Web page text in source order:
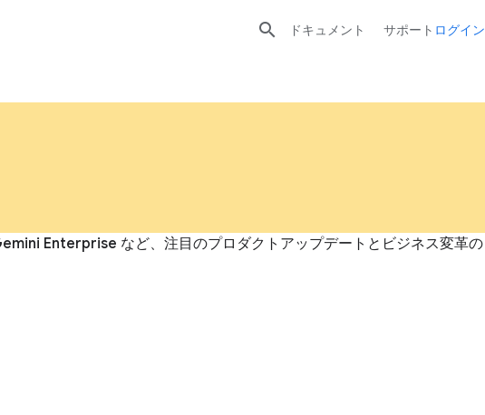
Enterprise など、注目のプロダクトアップデートとビジネス変革の
 ドキュメント サポート ログイン